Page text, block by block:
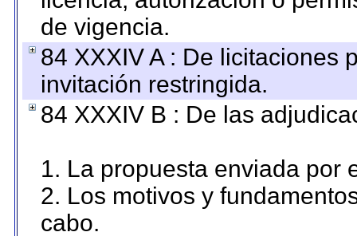
de vigencia.
84 XXXIV A : De licitaciones
invitación restringida.
84 XXXIV B : De las
1. La propuesta enviada por
2. Los motivos y
cabo.